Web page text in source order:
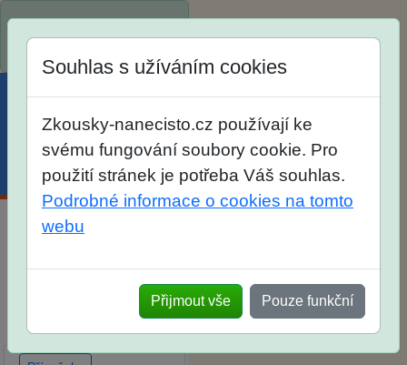
Spustili jsme přihlašování
na školní rok 2026/2027!
Účet Košík
u zkoušek na SŠ? Vaše
ohlasy po skutečných
přijímacích zkouškách
Souhlas s užíváním cookies
Zkousky-nanecisto.cz používají ke
svému fungování soubory cookie. Pro
použití stránek je potřeba Váš souhlas.
Podrobné informace o cookies na tomto
webu
Přijmout vše Pouze funkční